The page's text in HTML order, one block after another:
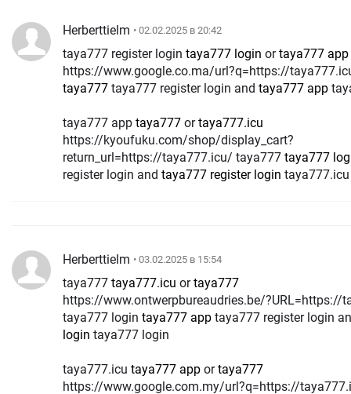
Herberttielm • 02.02.2025 в 20:42
taya777 register login taya777 login ortaya777 app
https://www.google.co.ma/url?q=https://
taya777 taya777 register login and taya777 app
taya777 app taya777 ortaya777.icu
https://kyoufuku.com/shop/display_cart?
return_url=https://taya777.icu/ taya777 taya777
register login and taya777 register login taya777.icu
Herberttielm • 03.02.2025 в 15:54
taya777 taya777.icu ortaya777
https://www.ontwerpbureaudries.be/?URL=https://
taya777 login taya777 app taya777 register login
login taya777 login
taya777.icu taya777 app ortaya777
https://www.google.com.my/url?q=https://